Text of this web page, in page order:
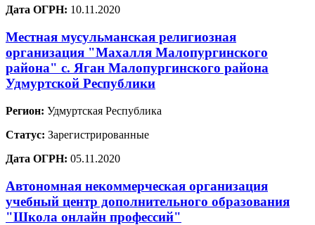
Дата ОГРН: 10.11.2020
Местная мусульманская религиозная
организация "Махалля Малопургинского
района" с. Яган Малопургинского района
Удмуртской Республики
Регион: Удмуртская Республика
Статус: Зарегистрированные
Дата ОГРН: 05.11.2020
Автономная некоммерческая организация
учебный центр дополнительного образования
"Школа онлайн профессий"